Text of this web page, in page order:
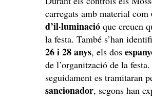
carregats amb material com
d’il·luminació que creuen
la festa. També s’han
26 i 28 anys, els dos
de l’organització de la
seguidament es tramitaran
sancionador, segons han